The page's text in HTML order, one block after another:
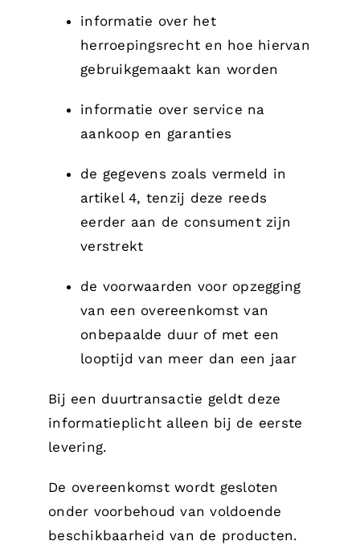
informatie over het
herroepingsrecht en hoe hiervan
gebruikgemaakt kan worden
informatie over service na
aankoop en garanties
de gegevens zoals vermeld in
artikel 4, tenzij deze reeds
eerder aan de consument zijn
verstrekt
de voorwaarden voor opzegging
van een overeenkomst van
onbepaalde duur of met een
looptijd van meer dan een jaar
Bij een duurtransactie geldt deze
informatieplicht alleen bij de eerste
levering.
De overeenkomst wordt gesloten
onder voorbehoud van voldoende
beschikbaarheid van de producten.